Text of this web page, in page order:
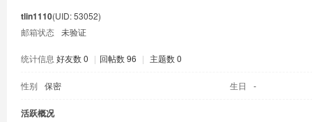
tlin1110(UID: 53052)
邮箱状态 未验证
统计信息 好友数 0 | 回帖数 96 | 主题数 0
性别 保密 生日 -
活跃概况